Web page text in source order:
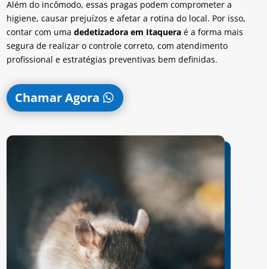
Além do incômodo, essas pragas podem comprometer a
higiene, causar prejuízos e afetar a rotina do local. Por isso,
contar com umadedetizadora em Itaquera é a forma mais
segura de realizar o controle correto, com atendimento
profissional e estratégias preventivas bem definidas.
Chamar Agora